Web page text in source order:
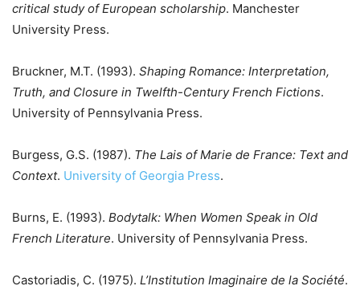
critical study of European scholarship. Manchester
University Press.
Bruckner, M.T. (1993). Shaping Romance: Interpretation,
Truth, and Closure in Twelfth-Century French Fictions.
University of Pennsylvania Press.
Burgess, G.S. (1987). The Lais of Marie de France: Text and
Context. University of Georgia Press.
Burns, E. (1993). Bodytalk: When Women Speak in Old
French Literature. University of Pennsylvania Press.
Castoriadis, C. (1975). L’Institution Imaginaire de la Société.